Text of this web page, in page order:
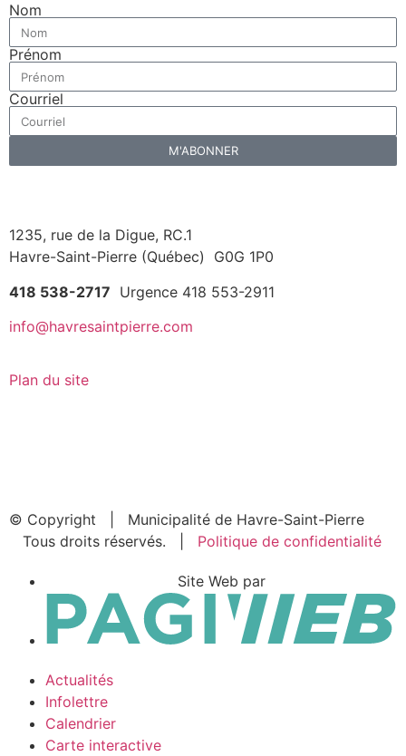
Nom
Prénom
Courriel
M'ABONNER
1235, rue de la Digue, RC.1
Havre-Saint-Pierre (Québec) G0G 1P0
418 538-2717 Urgence 418 553-2911
info@havresaintpierre.com
Plan du site
© Copyright
| Municipalité de Havre-Saint-Pierre
Tous droits réservés. | Politique de confidentialité
Site Web par
Actualités
Infolettre
Calendrier
Carte interactive